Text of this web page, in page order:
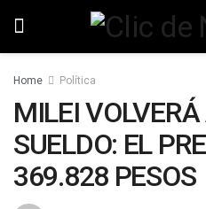
Home Política
MILEI
SUELDO: EL
369.828 PESOS